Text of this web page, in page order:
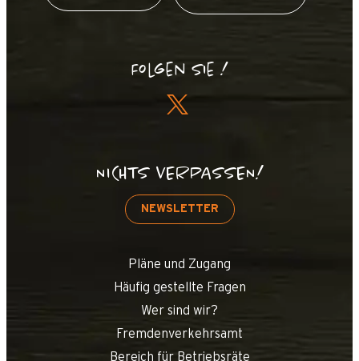
Folgen Sie !
NICHTS VERPASSEN!
NEWSLETTER
Pläne und Zugang
Häufig gestellte Fragen
Wer sind wir?
Fremdenverkehrsamt
Bereich für Betriebsräte